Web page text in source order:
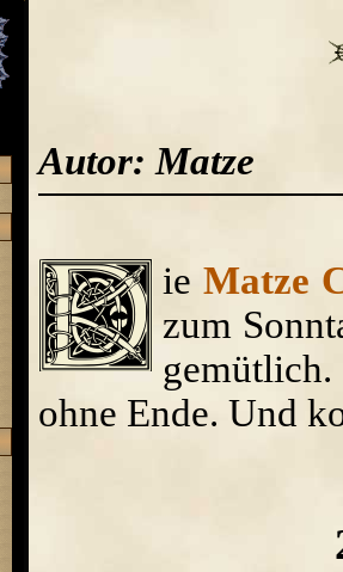
Autor: Matze
ieMatze
zum
ohne Ende. Und